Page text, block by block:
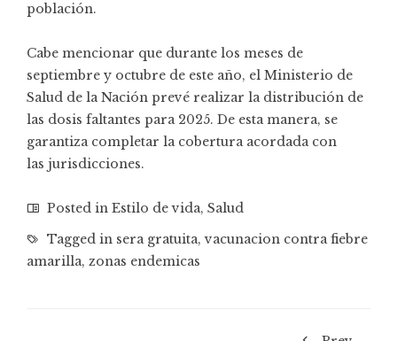
población.
Cabe mencionar que durante los meses de
septiembre y octubre de este año, el Ministerio de
Salud de la Nación prevé realizar la distribución de
las dosis faltantes para 2025. De esta manera, se
garantiza completar la cobertura acordada con
las jurisdicciones.
Posted in Estilo de vida, Salud
Tagged in sera gratuita,vacunacion contra fiebre
amarilla, zonas endemicas